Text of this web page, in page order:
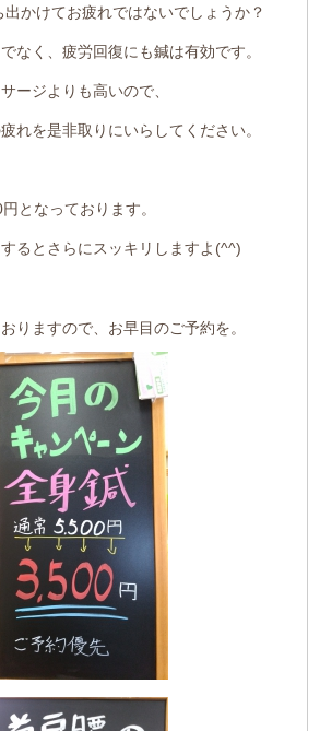
かけてお疲れではないでしょうか？
なく、疲労回復にも鍼は有効です。
ージよりも高いので、
れを是非取りにいらしてください。
となっております。
るとさらにスッキリしますよ(^^)
りますので、お早目のご予約を。